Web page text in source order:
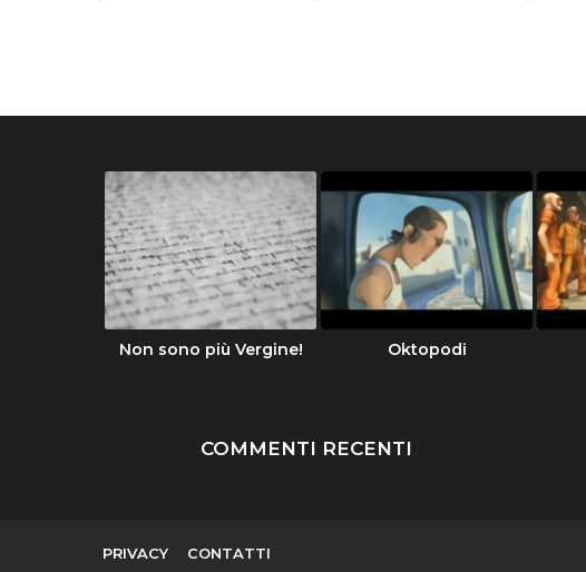
Non sono più Vergine! Oktopodi
COMMENTI RECENTI
PRIVACY CONTATTI